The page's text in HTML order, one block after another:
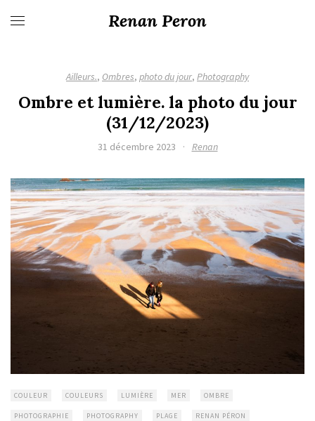
Renan Peron
Ailleurs., Ombres, photo du jour, Photography
Ombre et lumière. la photo du jour
(31/12/2023)
31 décembre 2023 · Renan
COULEUR COULEURS LUMIÈRE MER OMBRE
PHOTOGRAPHIE PHOTOGRAPHY PLAGE RENAN PÉRON